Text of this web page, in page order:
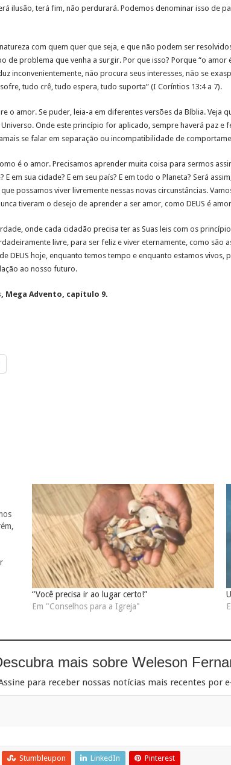
ilusão, terá fim, não perdurará. Podemos denominar isso de
com quem quer que seja, e que não podem ser
de problema que venha a surgir. Por que isso? Porque “o amor
inconvenientemente, não procura seus interesses, não se
tudo crê, tudo espera, tudo suporta” (I Coríntios 13:4 a 7).
o amor. Se puder, leia-a em diferentes versões da Bíblia. Veja
Onde este princípio for aplicado, sempre haverá paz e
se falar em separação ou incompatibilidade de
é o amor. Precisamos aprender muita coisa para sermos
em sua cidade? E em seu país? E em todo o Planeta? Será
possamos viver livremente nessas novas circunstâncias.
tiveram o desejo de aprender a ser amor, como DEUS é
onde cada cidadão precisa ter as Suas leis com os
livre, para ser feliz e viver eternamente, como são
DEUS hoje, enquanto temos tempo e enquanto estamos
ao nosso futuro.
Mega Advento, capítulo 9.
“Você precisa ir ao lugar certo!”
Em "Conselhos para a Igreja"
mais sobre Weleson
para receber nossas notícias mais recentes por
Stumbleupon LinkedIn Pinterest